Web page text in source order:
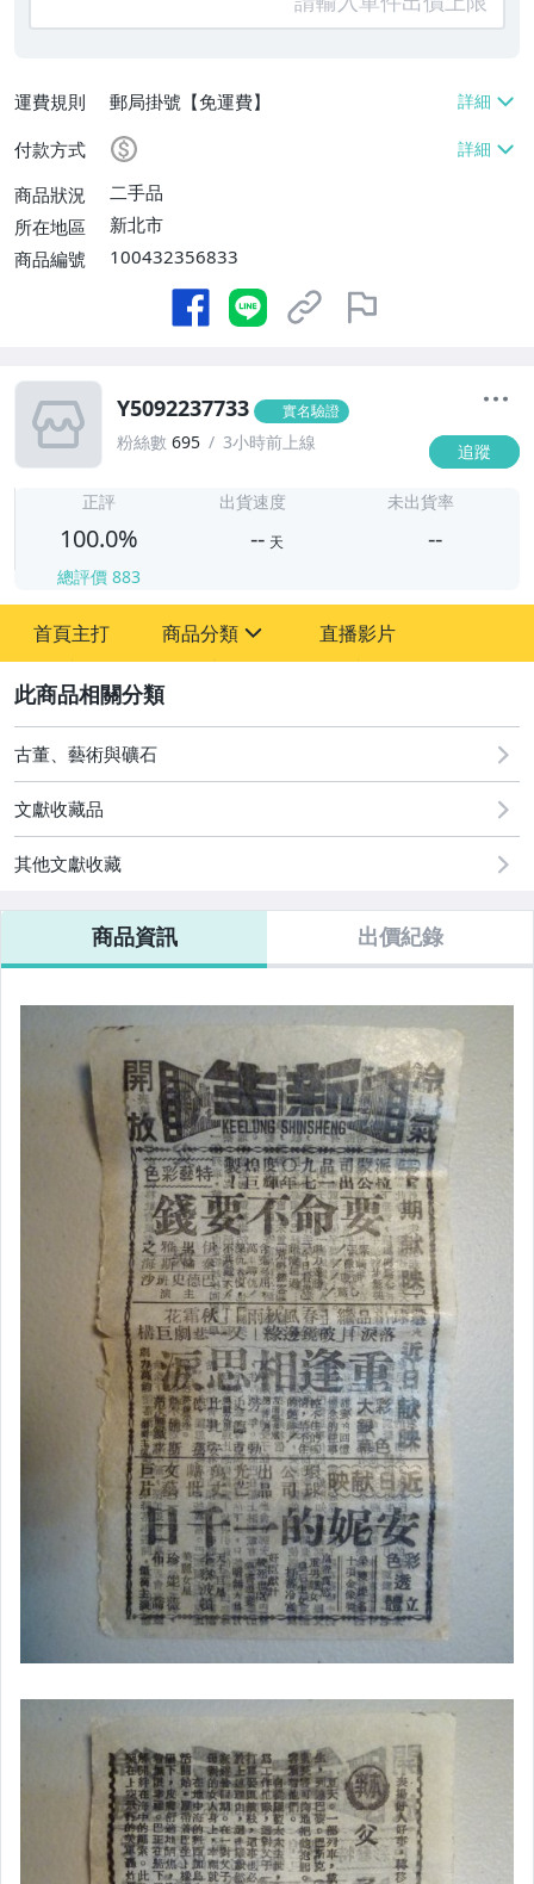
運費規則
郵局掛號【免運費】
付款方式
商品狀況
二手品
所在地區
新北市
商品編號
100432356833
Y5092237733 實名驗證
粉絲數 695 3小時前上線 追蹤
正評
100.0%
總評價 883
出貨速度
-- 天
未出貨率
--
首頁主打 商品分類
古董、藝術與礦石
玩具、模型與公仔
直播影片
古董、藝術與礦石
文獻收藏品
其他文獻收藏
商品資訊 出價紀錄